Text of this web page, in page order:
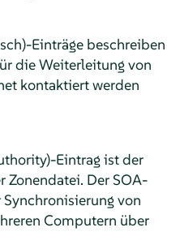
Einträge beschreiben
die Weiterleitung von
kontaktiert werden
Eintrag ist der
Zonendatei. Der SOA-
von
Computern über